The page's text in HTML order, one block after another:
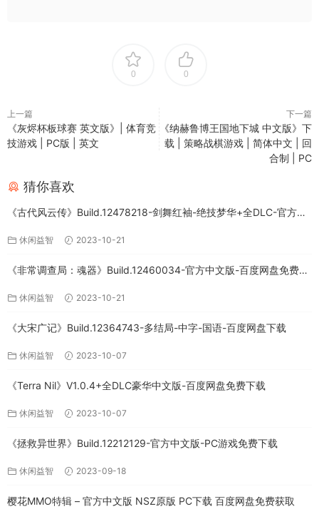
0 0
上一篇
《灰烬杯板球赛 英文版》| 体育竞
技游戏 | PC版 | 英文
下一篇
《纳赫鲁博王国地下城 中文版》下
载 | 策略战棋游戏 | 简体中文 | 回
合制 | PC
猜你喜欢
《古代风云传》Build.12478218-剑舞红袖-绝技梦华+全DLC-官方中
休闲益智 2023-10-21
《非常调查局：魂器》Build.12460034-官方中文版-百度网盘免费下
休闲益智 2023-10-21
《大宋广记》Build.12364743-多结局-中字-国语-百度网盘下载
休闲益智 2023-10-07
《Terra Nil》V1.0.4+全DLC豪华中文版-百度网盘免费下载
休闲益智 2023-10-07
《拯救异世界》Build.12212129-官方中文版-PC游戏免费下载
休闲益智 2023-09-18
樱花MMO特辑 – 官方中文版 NSZ原版 PC下载 百度网盘免费获取